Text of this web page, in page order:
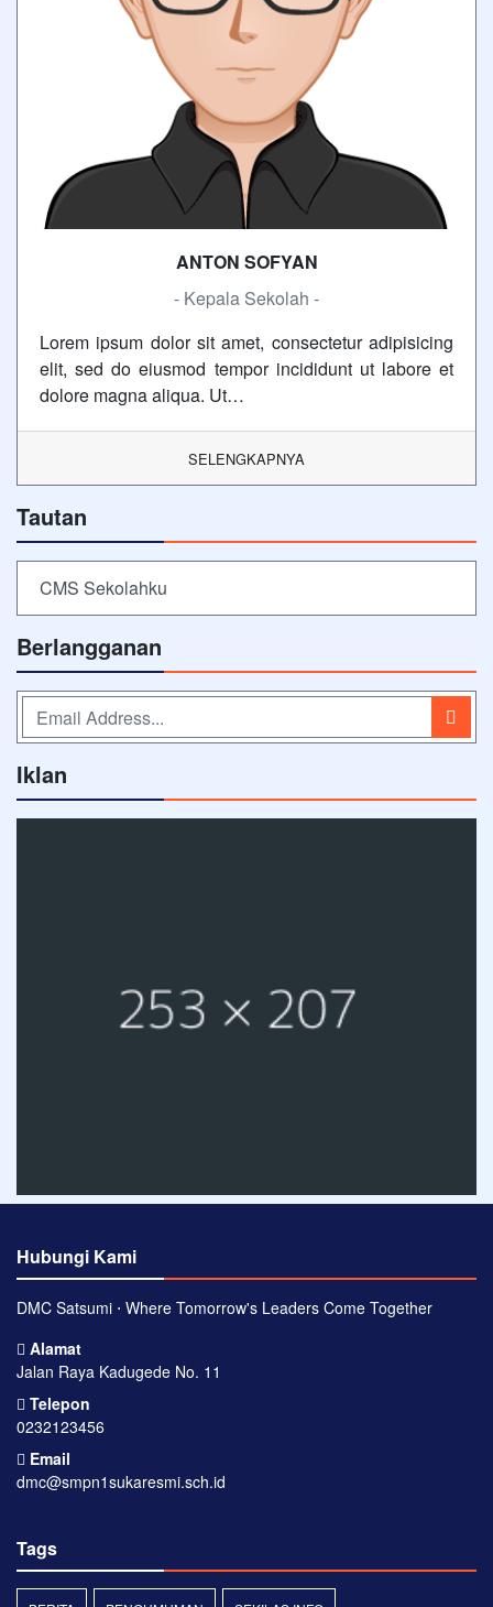
ANTON SOFYAN
- Kepala Sekolah -
Lorem ipsum dolor sit amet, consectetur adipisicing
elit, sed do eiusmod tempor incididunt ut labore et
dolore magna aliqua. Ut…
SELENGKAPNYA
Tautan
CMS Sekolahku
Berlangganan
Iklan
Hubungi Kami
DMC Satsumi ⋅ Where Tomorrow's Leaders Come Together
Alamat
Jalan Raya Kadugede No. 11
Telepon
0232123456
Email
dmc@smpn1sukaresmi.sch.id
Tags